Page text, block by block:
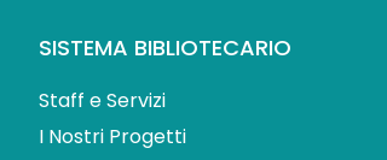
SISTEMA BIBLIOTECARIO
Staff e Servizi
I Nostri Progetti